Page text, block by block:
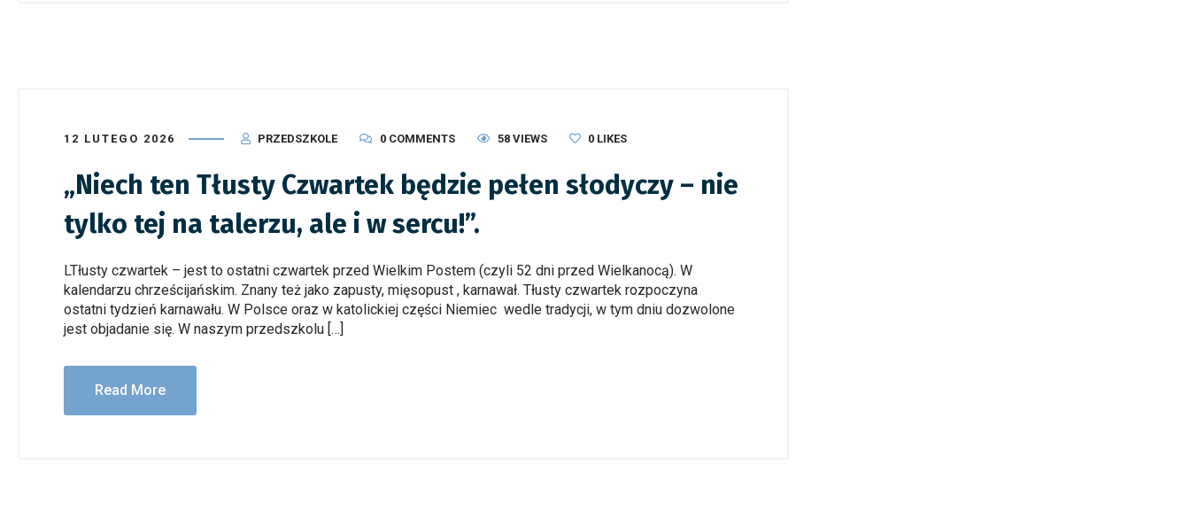
12 LUTEGO 2026 PRZEDSZKOLE 0 COMMENTS 58 VIEWS 0 LIKES
„Niech ten Tłusty Czwartek będzie pełen słodyczy – nie
tylko tej na talerzu, ale i w sercu!”.
LTłusty czwartek – jest to ostatni czwartek przed Wielkim Postem (czyli 52 dni przed Wielkanocą). W
kalendarzu chrześcijańskim. Znany też jako zapusty, mięsopust , karnawał. Tłusty czwartek rozpoczyna
ostatni tydzień karnawału. W Polsce oraz w katolickiej części Niemiec wedle tradycji, w tym dniu dozwolone
jest objadanie się. W naszym przedszkolu […]
Read More